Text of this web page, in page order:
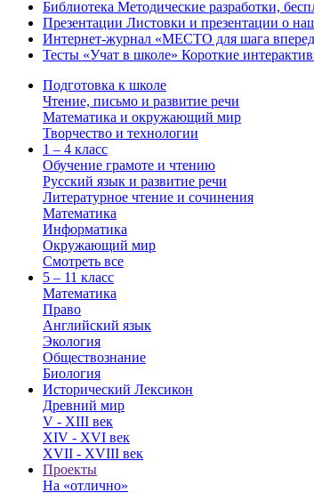
Библиотека Методические разработки,
Презентации Листовки и презентации о
Интернет-журнал «МЕСТО для шага
Тесты «Учат в школе» Короткие
Подготовка к школе
Чтение, письмо и развитие речи
Математика и окружающий мир
Творчество и технологии
1 – 4 класс
Обучение грамоте и чтению
Русский язык и развитие речи
Литературное чтение и сочинения
Математика
Информатика
Окружающий мир
Смотреть все
5 – 11 класс
Математика
Право
Английский язык
Экология
Обществознание
Биология
Исторический Лексикон
Древний мир
V - XIII век
XIV - XVI век
XVII - XVIII век
Проекты
На «отлично»